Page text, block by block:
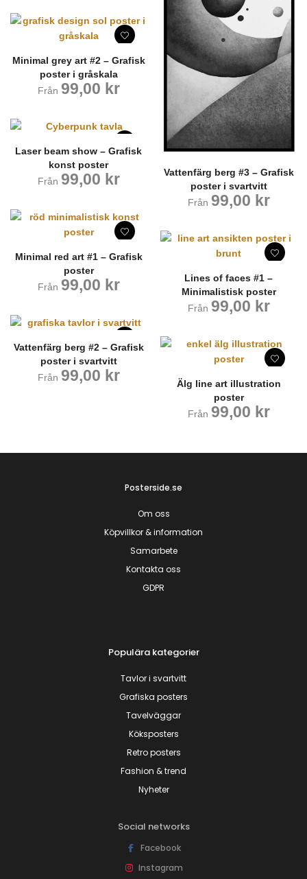
Vattenfärg berg #3 – Grafisk
poster i svartvitt
Från 99,00 kr
Minimal grey art #2 – Grafisk
poster i gråskala
Från 99,00 kr
Laser beam show – Grafisk
konst poster
Från 99,00 kr
Minimal red art #1 – Grafisk
poster
Från 99,00 kr
Lines of faces #1 –
Minimalistisk poster
Från 99,00 kr
Vattenfärg berg #2 – Grafisk
poster i svartvitt
Från 99,00 kr
Älg line art illustration
poster
Från 99,00 kr
Posterside.se
Om oss
Köpvillkor & information
Samarbete
Kontakta oss
GDPR
Populära kategorier
Tavlor i svartvitt
Grafiska posters
Tavelväggar
Köksposters
Retro posters
Fashion & trend
Nyheter
Social networks
Facebook
Instagram